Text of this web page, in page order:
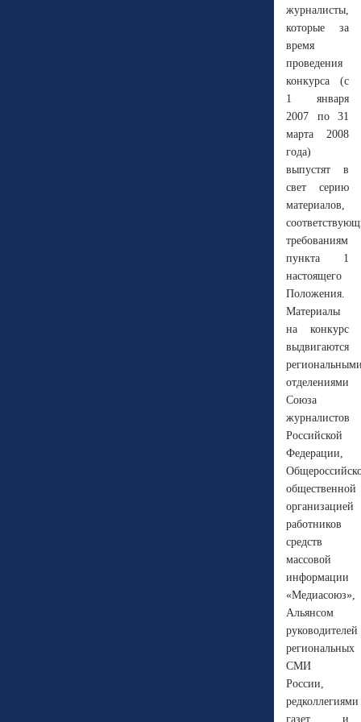
журналисты,
которые за
время
проведения
конкурса (с
1 января
2007 по 31
марта 2008
года)
выпустят в
свет серию
материалов,
требованиям
пункта 1
настоящего
Положения.
Материалы
на конкурс
выдвигаются
отделениями
Союза
журналистов
Российской
Федерации,
общественной
организацией
работников
средств
массовой
информации
«Медиасоюз»,
Альянсом
руководителей
региональных
СМИ
России,
редколлегиями
газет и